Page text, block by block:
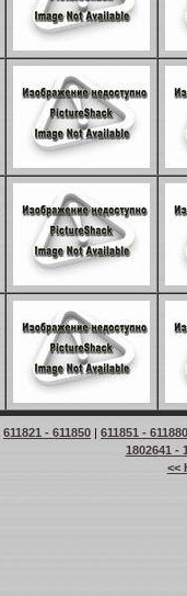
611821 - 611850 | 611851 - 611880
1802641 -
<<